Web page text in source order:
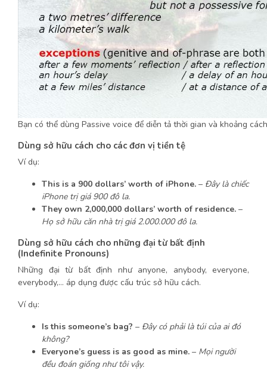
Bạn có thể dùng Passive voice để diễn tả thời gian và khoảng cách
Dùng sở hữu cách cho các đơn vị tiền tệ
Ví dụ:
This is a 900 dollars’ worth of iPhone. – Đây là chiếc
iPhone trị giá 900 đô la.
They own 2,000,000 dollars’ worth of residence. –
Họ sở hữu căn nhà trị giá 2.000.000 đô la.
Dùng sở hữu cách cho những đại từ bất định
(Indefinite Pronouns)
Những đại từ bất định như anyone, anybody, everyone,
everybody,… áp dụng được cấu trúc sở hữu cách.
Ví dụ:
Is this someone’s bag? – Đây có phải là túi của ai đó
không?
Everyone’s guess is as good as mine. – Mọi người
đều đoán giống như tôi vậy.